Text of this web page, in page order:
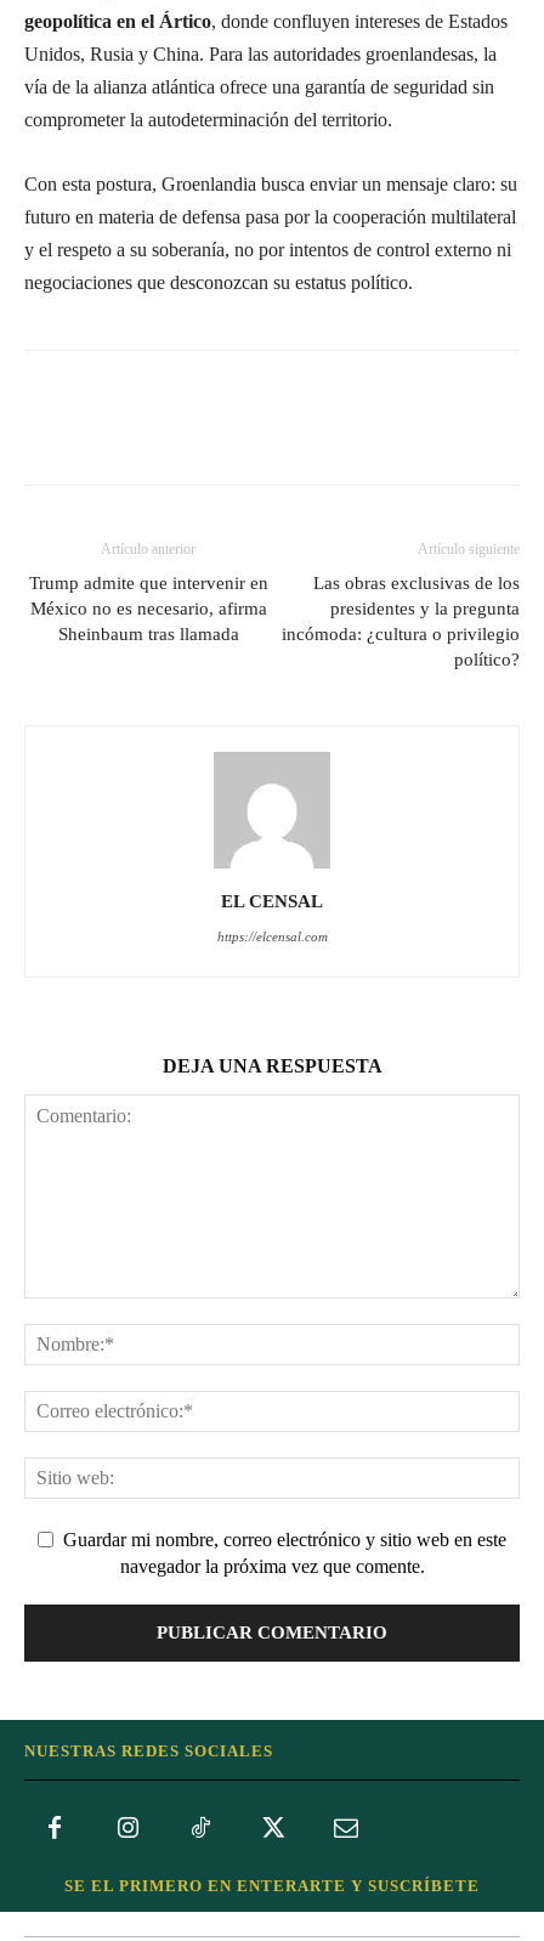
geopolítica en el Ártico, donde confluyen intereses de Estados
Unidos, Rusia y China. Para las autoridades groenlandesas, la
vía de la alianza atlántica ofrece una garantía de seguridad sin
comprometer la autodeterminación del territorio.
Con esta postura, Groenlandia busca enviar un mensaje claro: su
futuro en materia de defensa pasa por la cooperación multilateral
y el respeto a su soberanía, no por intentos de control externo ni
negociaciones que desconozcan su estatus político.
Artículo anterior
Trump admite que intervenir en
México no es necesario, afirma
Sheinbaum tras llamada
Artículo siguiente
Las obras exclusivas de los
presidentes y la pregunta
incómoda: ¿cultura o privilegio
político?
EL CENSAL
https://elcensal.com
DEJA UNA RESPUESTA
Guardar mi nombre, correo electrónico y sitio web en este
navegador la próxima vez que comente.
NUESTRAS REDES SOCIALES
SE EL PRIMERO EN ENTERARTE Y SUSCRÍBETE